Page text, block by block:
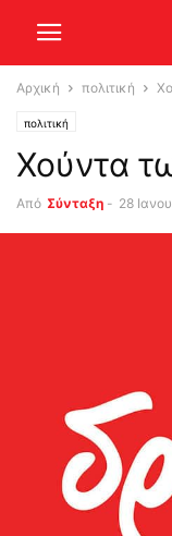
Αρχική πολιτική
πολιτική
Χούντα
Από Σύνταξη - 28